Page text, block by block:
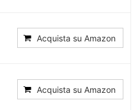
Acquista su Amazon
Acquista su Amazon